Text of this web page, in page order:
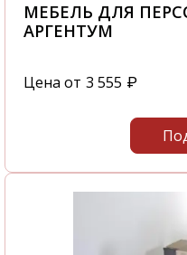
МЕБЕЛЬ ДЛЯ
АРГЕНТУМ
Цена от 3 555 ₽